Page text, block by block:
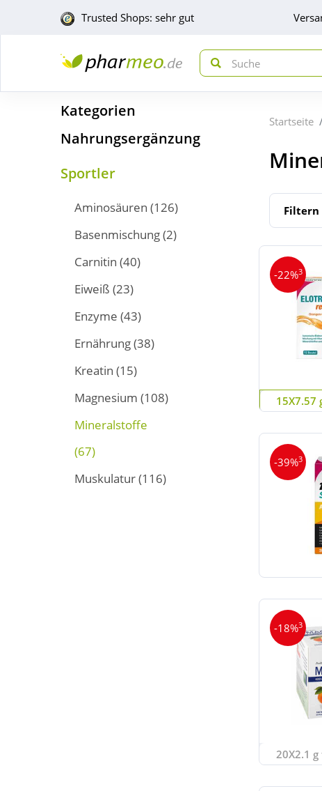
Trusted Shops: sehr gut
Kategorien
Nahrungsergänzung
Sportler
Aminosäuren (126)
Basenmischung(2)
Carnitin (40)
Eiweiß (23)
Enzyme (43)
Ernährung(38)
Kreatin (15)
Magnesium (108)
Mineralstoffe
(67)
Muskulatur(116)
Startseite
Filtern
-22%3
15X7.57
-39%3
-18%3
20X2.1